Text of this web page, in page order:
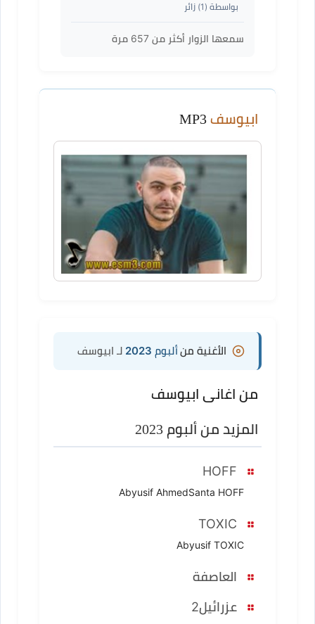
بواسطة ( 1) زائر
سمعها الزوار أكثر من 657 مرة
ابيوسف
الأغنية منألبوم 2023 لـ ابيوسف
من اغانى ابيوسف
المزيد من ألبوم 2023
Abyusif AhmedSanta HOFF
Abyusif TOXIC
العاصفة
عزرائيل2